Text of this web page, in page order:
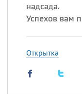
надсада.
Успехов вам
Открытка